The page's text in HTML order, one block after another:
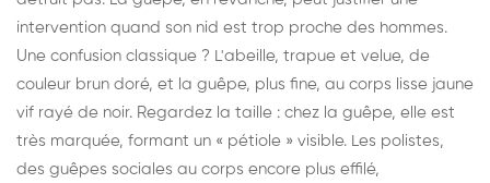
intervention quand son nid est trop proche des hommes.
Une confusion classique ? L'abeille, trapue et velue, de
couleur brun doré, et la guêpe, plus fine, au corps lisse jaune
vif rayé de noir. Regardez la taille : chez la guêpe, elle est
très marquée, formant un « pétiole » visible. Les polistes,
des guêpes sociales au corps encore plus effilé,